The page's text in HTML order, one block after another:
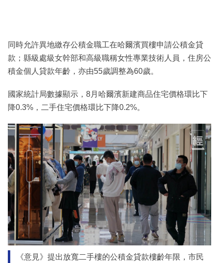
同時允許異地繳存公積金職工在哈爾濱買樓申請公積金貸
款；縣級處級女幹部和高級職稱女性專業技術人員，住房公
積金個人貸款年齡，亦由55歲調整為60歲。
國家統計局數據顯示，8月哈爾濱新建商品住宅價格環比下
降0.3%，二手住宅價格環比下降0.2%。
《意見》提出放寬二手樓的公積金貸款樓齡年限，市民